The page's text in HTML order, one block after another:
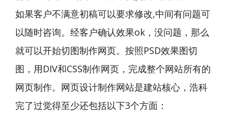
如果客户不满意初稿可以要求修改,中间有问题可
以随时咨询。经客户确认效果ok，没问题，那么
就可以开始切图制作网页。按照PSD效果图切
图，用DIV和CSS制作网页，完成整个网站所有的
网页制作。网页设计制作网站是建站核心，浩科
完了过觉得至少还包括以下3个方面：